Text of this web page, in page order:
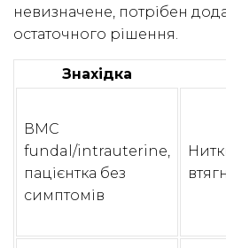
невизначене, потрібен
остаточного рішення.
Знахідка
ВМС
fundal/intrauterine,
пацієнтка без
симптомів